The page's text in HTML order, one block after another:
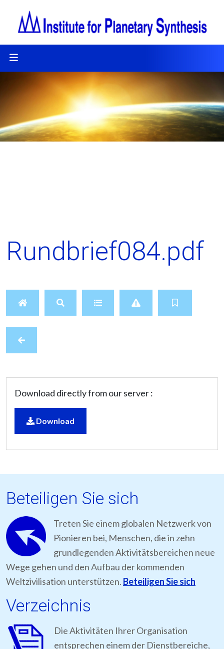
Rundbrief084.pdf
Download directly from our server :
Download
Beteiligen Sie sich
Treten Sie einem globalen Netzwerk von
Pionieren bei, Menschen, die in zehn
grundlegenden Aktivitätsbereichen neue
Wege gehen und den Aufbau der kommenden
Weltzivilisation unterstützen. Beteiligen Sie sich
Verzeichnis
Die Aktivitäten Ihrer Organisation
entsprechen einem der Dienstbereiche,